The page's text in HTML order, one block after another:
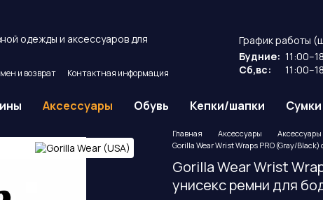
одежды и аксессуаров для
и возврат
Контактная информация
График работы
Будние:
Сб,вс:
Аксессуары Обувь Кепки/шапки Сумки
Главная Аксессуары
Аксессуары
Gorilla Wear Wrist Wraps PRO (Gray/
Gorilla Wear Wrist
унисекс ремни для